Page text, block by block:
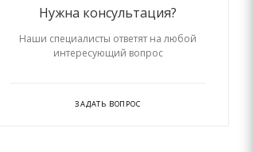
Нужна консультация?
Наши специалисты ответят на любой
интересующий вопрос
ЗАДАТЬ ВОПРОС